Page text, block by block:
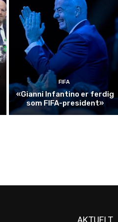
FIFA
«Gianni Infantino er ferdig
som FIFA-president»
AKTUELT